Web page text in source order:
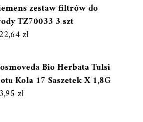
zestaw filtrów do
TZ70033 3 szt
zł
Bio Herbata Tulsi
Kola 17 Saszetek X 1,8G
zł